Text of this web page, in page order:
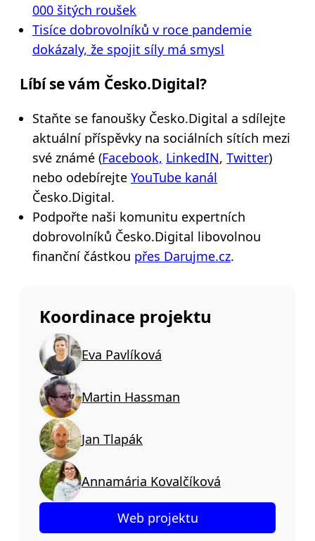
000 šitých roušek
Tisíce dobrovolníků v roce pandemie
dokázaly, že spojit síly má smysl
Líbí se vám Česko.Digital?
Staňte se fanoušky Česko.Digital a sdílejte
aktuální příspěvky na sociálních sítích mezi
své známé (Facebook, LinkedIN, Twitter)
nebo odebírejte YouTube kanál
Česko.Digital.
Podpořte naši komunitu expertních
dobrovolníků Česko.Digital libovolnou
finanční částkou přes Darujme.cz.
Koordinace projektu
Eva Pavlíková
Martin Hassman
Jan Tlapák
Annamária Kovalčíková
Web projektu